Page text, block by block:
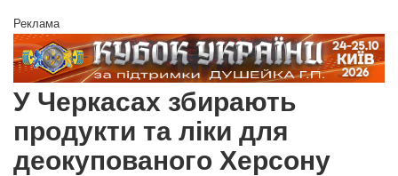
Реклама
У Черкасах збирають
продукти та ліки для
деокупованого Херсону